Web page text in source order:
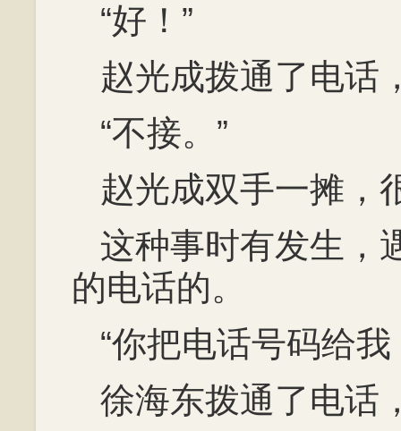
“好！”
赵光成拨通了电话
“不接。”
赵光成双手一摊，
这种事时有发生，
的电话的。
“你把电话号码给
徐海东拨通了电话